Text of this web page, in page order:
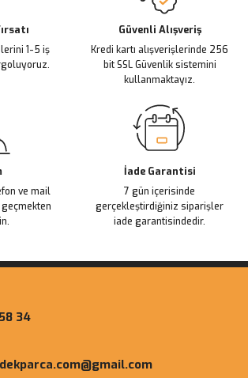
bulunuyor.
daha pahalı.
alternatifler olmalı.
1-5 iş
Güvenli Alışveriş
Kredi kartı alışverişlerinde 256
bit SSL Güvenlik sistemini
kullanmaktayız.
ve mail
İade Garantisi
7 gün içerisinde
gerçekleştirdiğiniz siparişler
iade garantisindedir.
34